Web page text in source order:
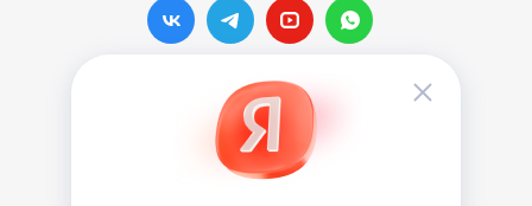
Наши контакты
info@vinylmarkt.ru